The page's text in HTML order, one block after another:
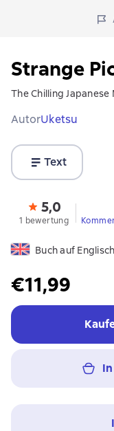
Strange
The Chilling
AutorUketsu
Text
5,0
1 bewertung
Buch auf Englisch
€11,99